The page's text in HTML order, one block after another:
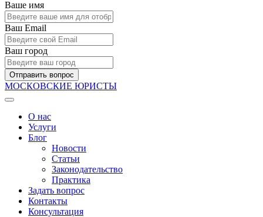
Ваше имя
Ваш Email
Ваш город
Отправить вопрос
МОСКОВСКИЕ ЮРИСТЫ
О нас
Услуги
Блог
Новости
Статьи
Законодательство
Практика
Задать вопрос
Контакты
Консультация